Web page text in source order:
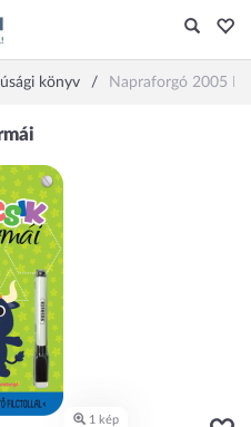
könyv Napraforgó 2005